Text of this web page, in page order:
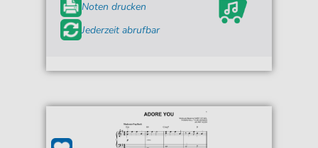
Noten drucken
Jederzeit abrufbar